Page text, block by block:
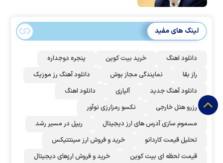
لینک های مفید
دانلود اهنگ خرید بیت کوین
پنجره دوجداره
راز بقا
نمایندگی مجاز بوش
دانلود آهنگ رز‌ موزیک
دانلود آهنگ جدید
آلپاری
دانلود اهنگ
رزرو هتل خارجی
نکسو رمزارزی نوآور
مسموم سازی آدرس های ارز دیجیتال
ریپل در مسیر رشد
تحلیل قیمت کاردانو
خرید و فروش ارز سینتتیکس
قیمت لحظه ای بیت کوین
خرید و فروش ارزهای دیجیتال